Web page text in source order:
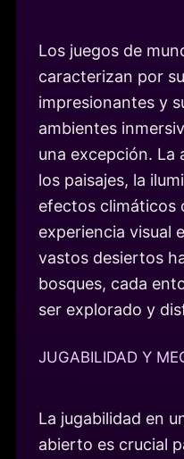
Los juegos de
caracterizan por
impresionantes y
ambientes
una excepción. La
los paisajes, la
efectos climáticos
experiencia visual
vastos desiertos
bosques, cada
ser explorado y
JUGABILIDAD Y
La jugabilidad en
abierto es crucial